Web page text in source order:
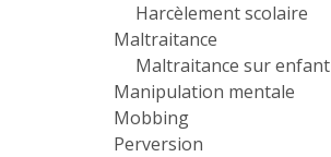
Harcèlement scolaire
Maltraitance
Maltraitance sur enfant
Manipulation mentale
Mobbing
Perversion